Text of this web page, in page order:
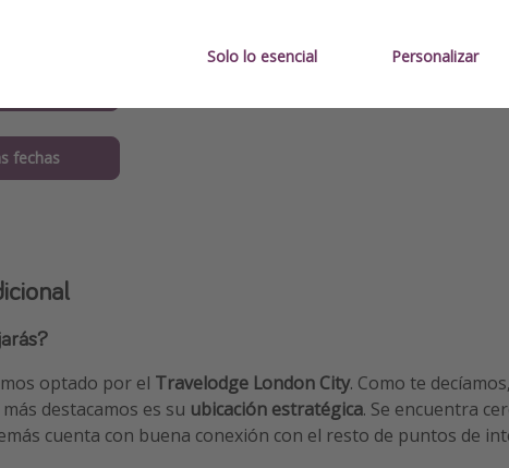
fechas
optado por el Travelodge London City. Como te
destacamos es su ubicación estratégica. Se encuentra
cuenta con buena conexión con el resto de puntos de
Solo lo esencial Personalizar